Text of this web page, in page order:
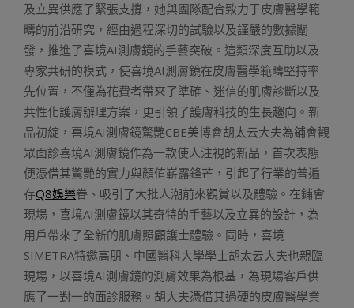
及立異供應了緊張支撐，她與團隊配合致力于皮膚醫學範
疇的前沿研究，經由過程深切的試驗以及謹嚴的數據闡
發，推進了喜境AI測膚鏡的手藝突破。這類深度互助以及
專家共研的模式，使喜境AI測膚鏡在皮膚醫學範疇堅持率
先位置，不僅為花費者帶來了準確、迷信的肌膚診斷以及
共性化護膚辦理方案，更引領了護膚科技的生長趨向。新
品初綻，喜境AI測膚鏡驚艷CBE美博會胡太云大夫為鋪會觀
眾面診喜境AI測膚鏡作為一款使人注視的新品，首次表態
便憑借其驚艷的實力與顏值嶄露鋒芒，引起了行業的普遍
存Q8娛樂眷、吸引了大批人潮前來觀賞以及體驗。在鋪會
現場，喜境AI測膚鏡以其奇特的手藝以及立異的設計，為
用戶帶來了全新的肌膚照顧護士體驗。同時，喜境
SIMETRA特邀高朋、中國醫科大學學士胡太云大夫也親臨
現場，以喜境AI測膚鏡的測膚效果為根基，為現場客戶供
應了一對一的面診服務。胡大夫憑借其過硬的皮膚醫學業